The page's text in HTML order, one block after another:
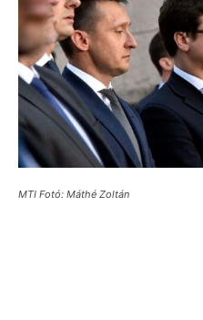
MTI Fotó: Máthé Zoltán